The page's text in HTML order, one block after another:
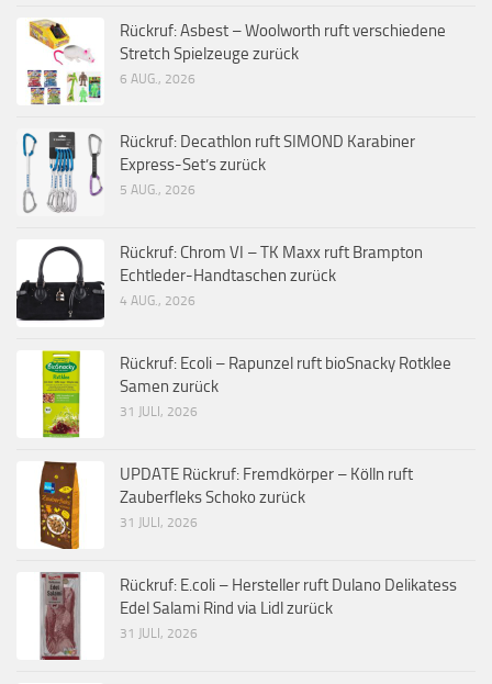
Rückruf: Asbest – Woolworth ruft verschiedene
Stretch Spielzeuge zurück
6 AUG., 2026
Rückruf: Decathlon ruft SIMOND Karabiner
Express-Set’s zurück
5 AUG., 2026
Rückruf: Chrom VI – TK Maxx ruft Brampton
Echtleder-Handtaschen zurück
4 AUG., 2026
Rückruf: Ecoli – Rapunzel ruft bioSnacky Rotklee
Samen zurück
31 JULI, 2026
UPDATE Rückruf: Fremdkörper – Kölln ruft
Zauberfleks Schoko zurück
31 JULI, 2026
Rückruf: E.coli – Hersteller ruft Dulano Delikatess
Edel Salami Rind via Lidl zurück
31 JULI, 2026